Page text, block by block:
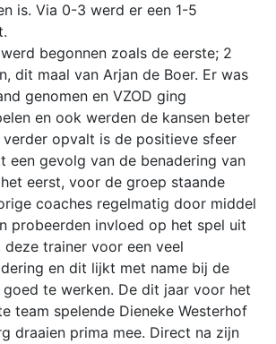
is. Via 0-3 werd er een 1-5
begonnen zoals de eerste; 2
dit maal van Arjan de Boer. Er was
genomen en VZOD ging
en ook werden de kansen beter
opvalt is de positieve sfeer
een gevolg van de benadering van
eerst, voor de groep staande
coaches regelmatig door middel
probeerden invloed op het spel uit
trainer voor een veel
en dit lijkt met name bij de
te werken. De dit jaar voor het
team spelende Dieneke Westerhof
draaien prima mee. Direct na zijn